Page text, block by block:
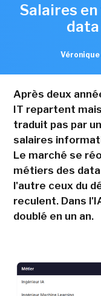
Salaires
Véronique
Après deux
IT repartent
traduit pas par
salaires
Le marché se
métiers des
l'autre ceux du
reculent. Dans
doublé en un an.